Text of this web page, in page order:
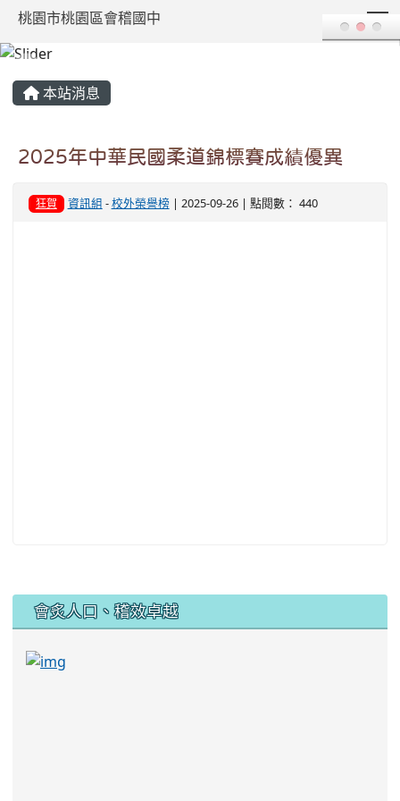
桃園市桃園區會稽國中
本站消息
2025年中華民國柔道錦標賽成績優異
狂賀 資訊組 -校外榮譽榜| 2025-09-26 | 點閱數： 440
::: 會炙人口、稽效卓越